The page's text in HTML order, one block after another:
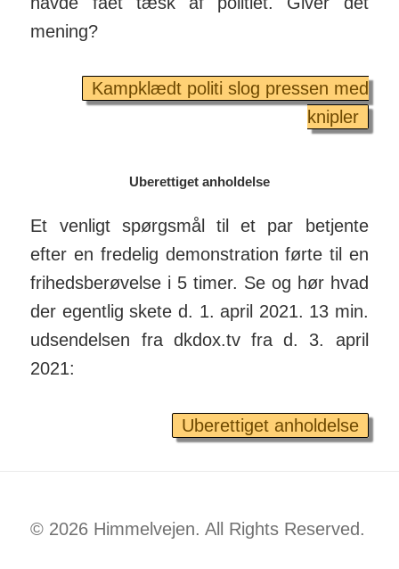
mening?
Kampklædt politi slog pressen med
knipler
Uberettiget anholdelse
Et venligt spørgsmål til et par betjente
efter en fredelig demon­stration førte til en
fri­heds­berøvelse i 5 timer. Se og hør hvad
der egentlig skete d. 1. april 2021. 13 min.
ud­sen­delsen fra dkdox.tv fra d. 3. april
2021:
Uberettiget anholdelse
© 2026 Himmelvejen. All Rights Reserved.